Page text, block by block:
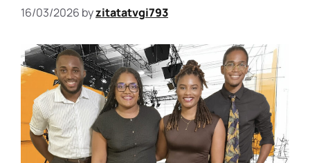
16/03/2026 byzitatatvgi793